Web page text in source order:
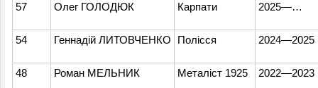
57 Олег ГОЛОДЮК Карпати 2025—…
54 Геннадій ЛИТОВЧЕНКО Полісся 2024—2025
48 Роман МЕЛЬНИК Металіст 1925 2022—2023